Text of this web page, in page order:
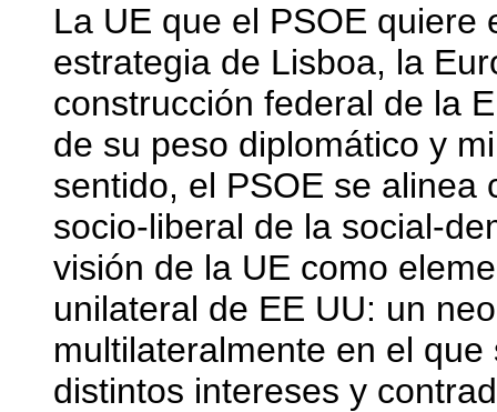
La UE que el PSOE quiere
estrategia de Lisboa, la
construcción federal de la
de su peso diplomático y
sentido, el PSOE se alinea
socio-liberal de la social-
visión de la UE como
unilateral de EE UU: un
multilateralmente en el
distintos intereses y